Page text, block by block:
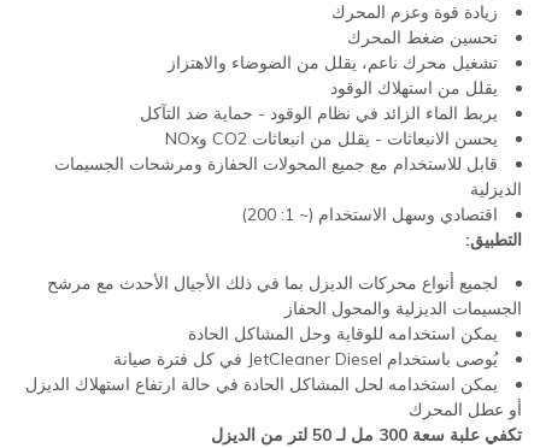
زيادة قوة وعزم المحرك
تحسين ضغط المحرك
تشغيل محرك ناعم، يقلل من الضوضاء والاهتزاز
يقلل من استهلاك الوقود
يربط الماء الزائد في نظام الوقود - حماية ضد التآكل
يحسن الانبعاثات - يقلل من انبعاثات CO2 وNOx
قابل للاستخدام مع جميع المحولات الحفازة ومرشحات الجسيمات
الديزلية
اقتصادي وسهل الاستخدام (~ 1: 200)
التطبيق:
لجميع أنواع محركات الديزل بما في ذلك الأجيال الأحدث مع مرشح
الجسيمات الديزلية والمحول الحفاز
يمكن استخدامه للوقاية وحل المشاكل الحادة
يُوصى باستخدام JetCleaner Diesel في كل فترة صيانة
يمكن استخدامه لحل المشاكل الحادة في حالة ارتفاع استهلاك الديزل
أو عطل المحرك
تكفي علبة سعة 300 مل لـ 50 لتر من الديزل